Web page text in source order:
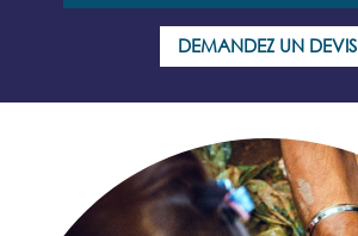
DEMANDEZ UN DEVIS